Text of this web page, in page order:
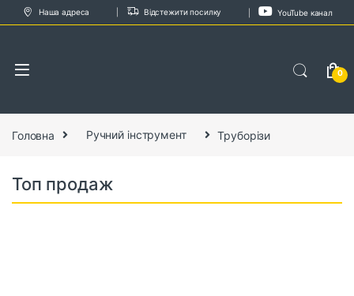
Skip to navigation
Skip to content
Наша адреса Відстежити посилку YouTube канал
0
Головна Ручний інструмент Труборізи
Топ продаж